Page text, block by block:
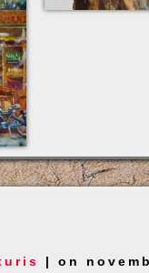
| on